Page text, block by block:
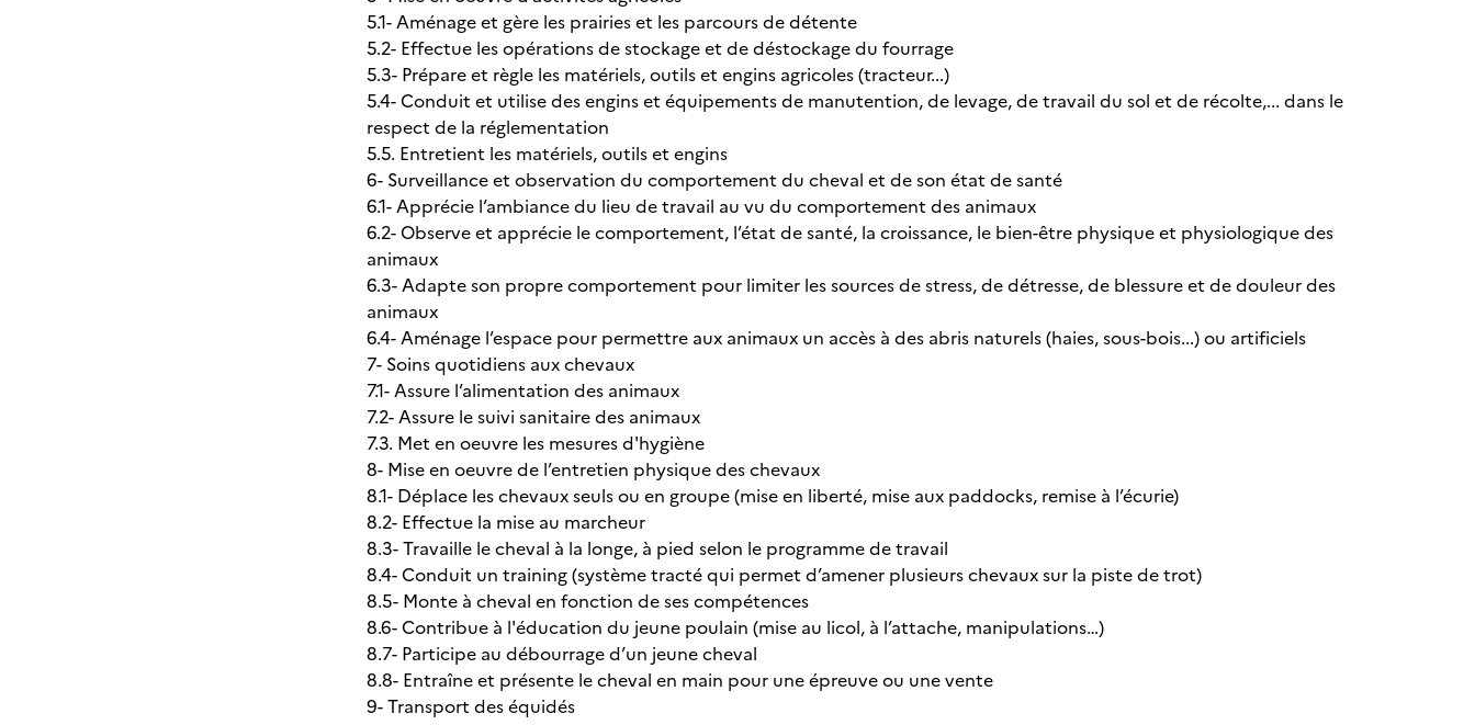
5.1- Aménage et gère les prairies et les parcours de détente
5.2- Effectue les opérations de stockage et de déstockage du fourrage
5.3- Prépare et règle les matériels, outils et engins agricoles (tracteur...)
5.4- Conduit et utilise des engins et équipements de manutention, de levage, de travail du sol et de récolte,... dans le
respect de la réglementation
5.5. Entretient les matériels, outils et engins
6- Surveillance et observation du comportement du cheval et de son état de santé
6.1- Apprécie l’ambiance du lieu de travail au vu du comportement des animaux
6.2- Observe et apprécie le comportement, l’état de santé, la croissance, le bien-être physique et physiologique des
animaux
6.3- Adapte son propre comportement pour limiter les sources de stress, de détresse, de blessure et de douleur des
animaux
6.4- Aménage l’espace pour permettre aux animaux un accès à des abris naturels (haies, sous-bois...) ou artificiels
7- Soins quotidiens aux chevaux
7.1- Assure l’alimentation des animaux
7.2- Assure le suivi sanitaire des animaux
7.3. Met en oeuvre les mesures d'hygiène
8- Mise en oeuvre de l’entretien physique des chevaux
8.1- Déplace les chevaux seuls ou en groupe (mise en liberté, mise aux paddocks, remise à l’écurie)
8.2- Effectue la mise au marcheur
8.3- Travaille le cheval à la longe, à pied selon le programme de travail
8.4- Conduit un training (système tracté qui permet d’amener plusieurs chevaux sur la piste de trot)
8.5- Monte à cheval en fonction de ses compétences
8.6- Contribue à l'éducation du jeune poulain (mise au licol, à l’attache, manipulations…)
8.7- Participe au débourrage d’un jeune cheval
8.8- Entraîne et présente le cheval en main pour une épreuve ou une vente
9- Transport des équidés